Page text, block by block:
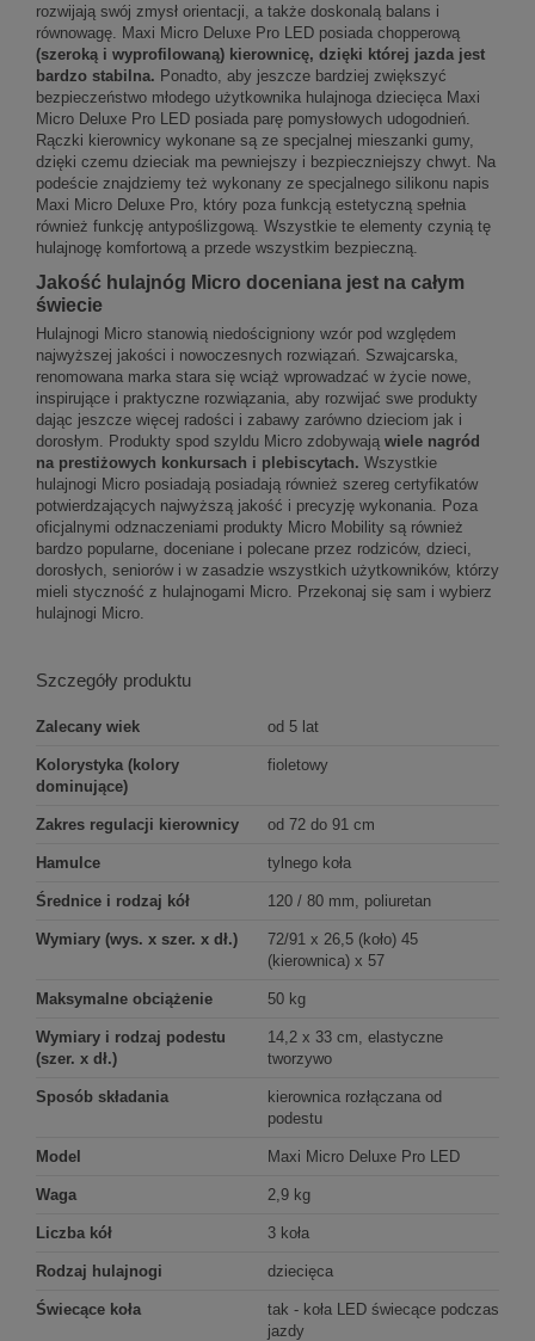
rozwijają swój zmysł orientacji, a także doskonalą balans i
równowagę. Maxi Micro Deluxe Pro LED posiada chopperową
(szeroką i wyprofilowaną) kierownicę, dzięki której jazda jest
bardzo stabilna. Ponadto, aby jeszcze bardziej zwiększyć
bezpieczeństwo młodego użytkownika hulajnoga dziecięca Maxi
Micro Deluxe Pro LED posiada parę pomysłowych udogodnień.
Rączki kierownicy wykonane są ze specjalnej mieszanki gumy,
dzięki czemu dzieciak ma pewniejszy i bezpieczniejszy chwyt. Na
podeście znajdziemy też wykonany ze specjalnego silikonu napis
Maxi Micro Deluxe Pro, który poza funkcją estetyczną spełnia
również funkcję antypoślizgową. Wszystkie te elementy czynią tę
hulajnogę komfortową a przede wszystkim bezpieczną.
Jakość hulajnóg Micro doceniana jest na całym
świecie
Hulajnogi Micro stanowią niedościgniony wzór pod względem
najwyższej jakości i nowoczesnych rozwiązań. Szwajcarska,
renomowana marka stara się wciąż wprowadzać w życie nowe,
inspirujące i praktyczne rozwiązania, aby rozwijać swe produkty
dając jeszcze więcej radości i zabawy zarówno dzieciom jak i
dorosłym. Produkty spod szyldu Micro zdobywają wiele nagród
na prestiżowych konkursach i plebiscytach. Wszystkie
hulajnogi Micro posiadają posiadają również szereg certyfikatów
potwierdzających najwyższą jakość i precyzję wykonania. Poza
oficjalnymi odznaczeniami produkty Micro Mobility są również
bardzo popularne, doceniane i polecane przez rodziców, dzieci,
dorosłych, seniorów i w zasadzie wszystkich użytkowników, którzy
mieli styczność z hulajnogami Micro. Przekonaj się sam i wybierz
hulajnogi Micro.
Szczegóły produktu
Zalecany wiek od 5 lat
Kolorystyka (kolory
dominujące)
fioletowy
Zakres regulacji kierownicy od 72 do 91 cm
Hamulce tylnego koła
Średnice i rodzaj kół 120 / 80 mm, poliuretan
Wymiary (wys. x szer. x dł.)
72/91 x 26,5 (koło) 45
(kierownica) x 57
Maksymalne obciążenie 50 kg
Wymiary i rodzaj podestu
(szer. x dł.)
14,2 x 33 cm, elastyczne
tworzywo
Sposób składania
kierownica rozłączana od
podestu
Model Maxi Micro Deluxe Pro LED
Waga 2,9 kg
Liczba kół 3 koła
Rodzaj hulajnogi dziecięca
Świecące koła
tak - koła LED świecące podczas
jazdy